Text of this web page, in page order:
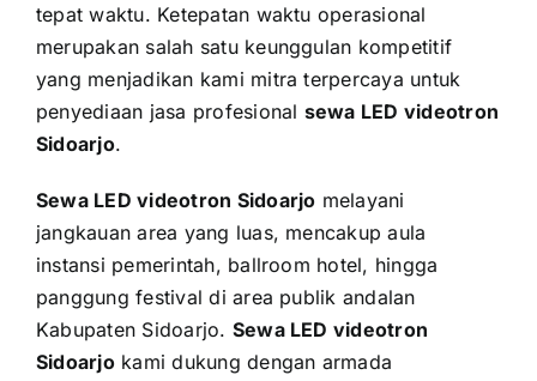
tepat waktu. Ketepatan waktu operasional
merupakan salah satu keunggulan kompetitif
yang menjadikan kami mitra terpercaya untuk
penyediaan jasa profesional sewa LED videotron
Sidoarjo.
Sewa LED videotron Sidoarjo melayani
jangkauan area yang luas, mencakup aula
instansi pemerintah, ballroom hotel, hingga
panggung festival di area publik andalan
Kabupaten Sidoarjo. Sewa LED videotron
Sidoarjokami dukung dengan armada